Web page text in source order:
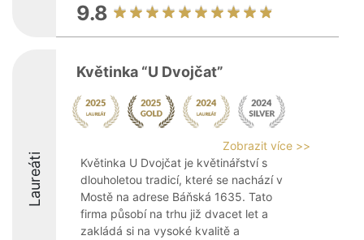
9.8
Laureáti
Květinka “U Dvojčat”
Zobrazit více >>
Květinka U Dvojčat je květinářství s
dlouholetou tradicí, které se nachází v
Mostě na adrese Báňská 1635. Tato
firma působí na trhu již dvacet let a
zakládá si na vysoké kvalitě a